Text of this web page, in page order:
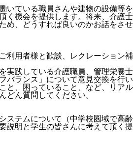
いている職員さんや建物の設備等を
く機会を提供します。将来、介護士
め、どうすれば良いのかお話をさせ
利用者様と歓談、レクレーション補
実践している介護職員、管理栄養士
バランス」について意見交換を行い
と、困っていること、など、リアル
どん質問してください。
ステムについて（中学校圏域で高齢
説明と学生の皆さんに考えて頂く提